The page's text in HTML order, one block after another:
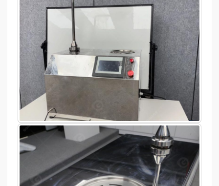
kualitas stabil dari setiap batch coklat.
pengoperasian yang sederhana dan hasil yang
luar biasa.